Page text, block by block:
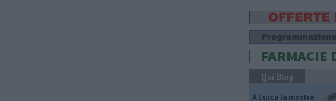
Qui Blog
A Lucca la mostra